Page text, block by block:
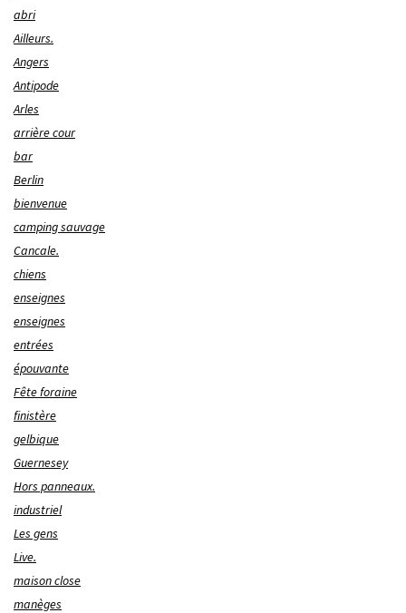
abri
Ailleurs.
Angers
Antipode
Arles
arrière cour
bar
Berlin
bienvenue
camping sauvage
Cancale.
chiens
enseignes
enseignes
entrées
épouvante
Fête foraine
finistère
gelbique
Guernesey
Hors panneaux.
industriel
Les gens
Live.
maison close
manèges